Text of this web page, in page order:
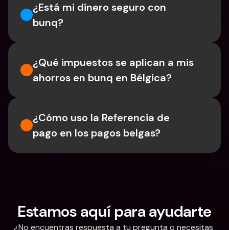
¿Está mi dinero seguro con
bunq?
¿Qué impuestos se aplican a mis
ahorros en bunq en Bélgica?
¿Cómo uso la Referencia de
pago en los pagos belgas?
Estamos aquí para ayudarte
¿No encuentras respuesta a tu pregunta o necesitas